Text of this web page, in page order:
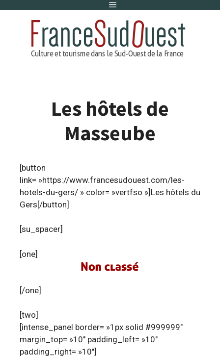
Menu
Les hôtels de
Masseube
[button
link= »https://www.francesudouest.com/les-
hotels-du-gers/ » color= »vertfso »]Les hôtels du
Gers[/button]
[su_spacer]
[one]
[/one]
[two]
[intense_panel border= »1px solid #999999″
margin_top= »10″ padding_left= »10″
padding_right= »10″]